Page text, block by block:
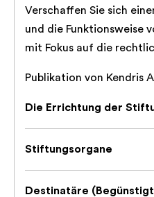
Verschaffen Sie sich
und die Funktionsweise
mit Fokus auf die
Publikation von Kendris
Die Errichtung der
Stiftungsorgane
Destinatäre